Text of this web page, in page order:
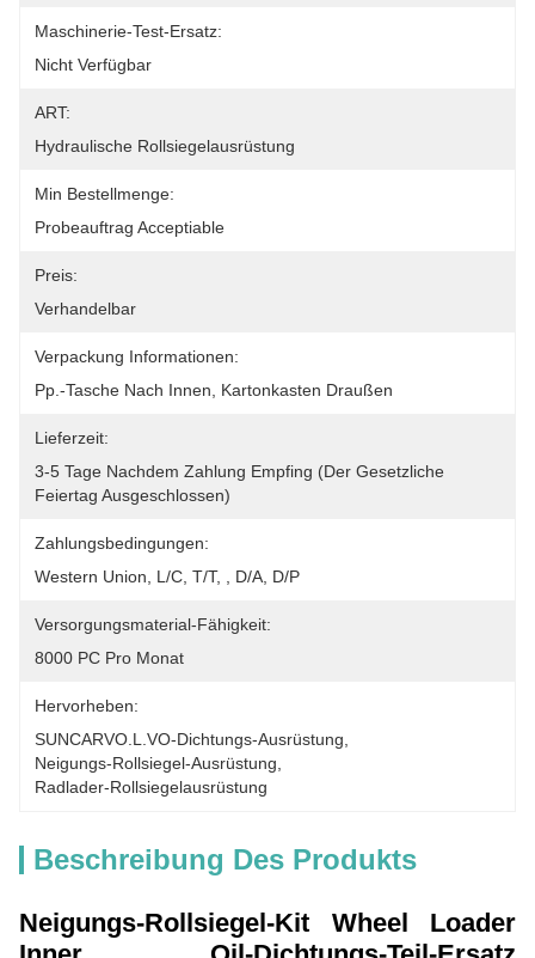
Maschinerie-Test-Ersatz:
Nicht Verfügbar
ART:
Hydraulische Rollsiegelausrüstung
Min Bestellmenge:
Probeauftrag Acceptiable
Preis:
Verhandelbar
Verpackung Informationen:
Pp.-Tasche Nach Innen, Kartonkasten Draußen
Lieferzeit:
3-5 Tage Nachdem Zahlung Empfing (der Gesetzliche
Feiertag Ausgeschlossen)
Zahlungsbedingungen:
Western Union, L/C, T/T, , D/A, D/P
Versorgungsmaterial-Fähigkeit:
8000 PC Pro Monat
Hervorheben:
SUNCARVO.L.VO-Dichtungs-Ausrüstung
Neigungs-Rollsiegel-Ausrüstung
Radlader-Rollsiegelausrüstung
Beschreibung Des Produkts
Neigungs-Rollsiegel-Kit Wheel Loader